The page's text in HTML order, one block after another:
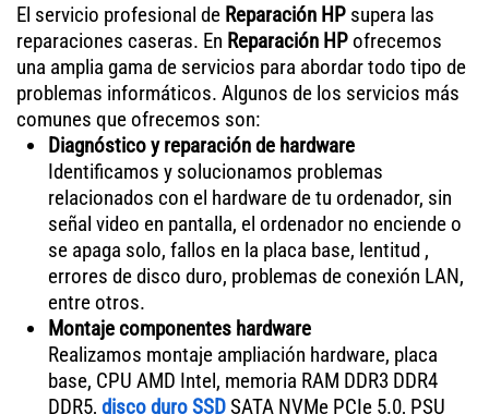
El servicio profesional de Reparación HP supera las
reparaciones caseras. En Reparación HPofrecemos
una amplia gama de servicios para abordar todo tipo de
problemas informáticos. Algunos de los servicios más
comunes que ofrecemos son:
Diagnóstico y reparación de hardware
Identificamos y solucionamos problemas
relacionados con el hardware de tu ordenador, sin
señal video en pantalla, el ordenador no enciende o
se apaga solo, fallos en la placa base, lentitud ,
errores de disco duro, problemas de conexión LAN,
entre otros.
Montaje componentes hardware
Realizamos montaje ampliación hardware, placa
base, CPU AMD Intel, memoria RAM DDR3 DDR4
DDR5, disco duro SSDSATA NVMe PCIe 5.0, PSU